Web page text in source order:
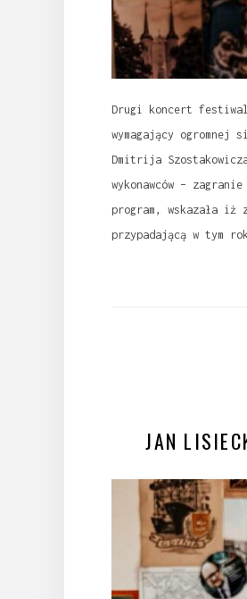
Drugi koncert
wymagający
Dmitrija
wykonawców –
program, wskazała iż
przypadającą w tym
JAN